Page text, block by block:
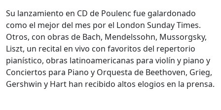
Su lanzamiento en CD de Poulenc fue galardonado
como el mejor del mes por el London Sunday Times.
Otros, con obras de Bach, Mendelssohn, Mussorgsky,
Liszt, un recital en vivo con favoritos del repertorio
pianístico, obras latinoamericanas para violín y piano y
Conciertos para Piano y Orquesta de Beethoven, Grieg,
Gershwin y Hart han recibido altos elogios en la prensa.